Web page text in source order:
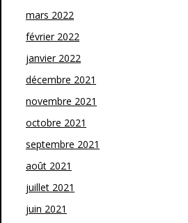
mars 2022
février 2022
janvier 2022
décembre 2021
novembre 2021
octobre 2021
septembre 2021
août 2021
juillet 2021
juin 2021